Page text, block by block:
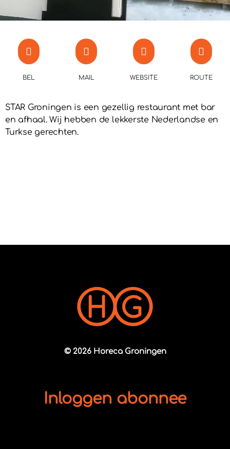
BEL MAIL WEBSITE ROUTE
STAR Groningen is een gezellig restaurant met bar
en afhaal. Wij hebben de lekkerste Nederlandse en
Turkse gerechten.
© 2026 Horeca Groningen
Inloggen abonnee